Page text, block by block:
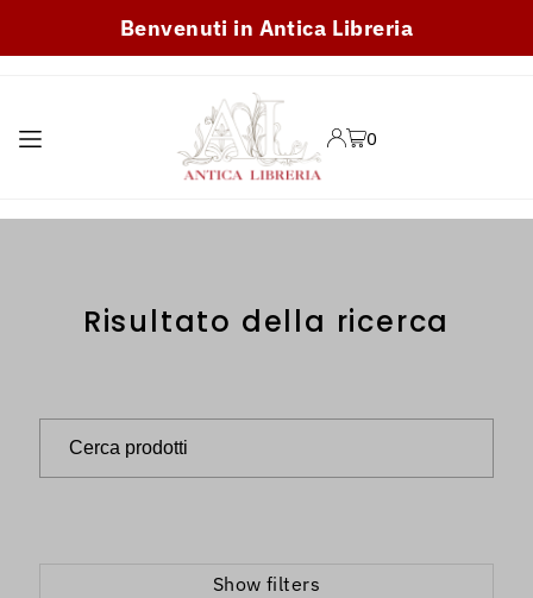
TRANSLATION MISSING:
Benvenuti in Antica Libreria
0
Risultato della ricerca
Show filters